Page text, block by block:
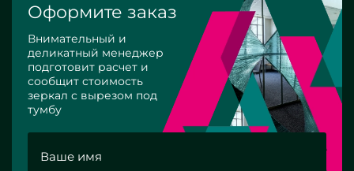
Оформите заказ
Внимательный и
деликатный менеджер
подготовит расчет и
сообщит стоимость
зеркал с вырезом под
тумбу